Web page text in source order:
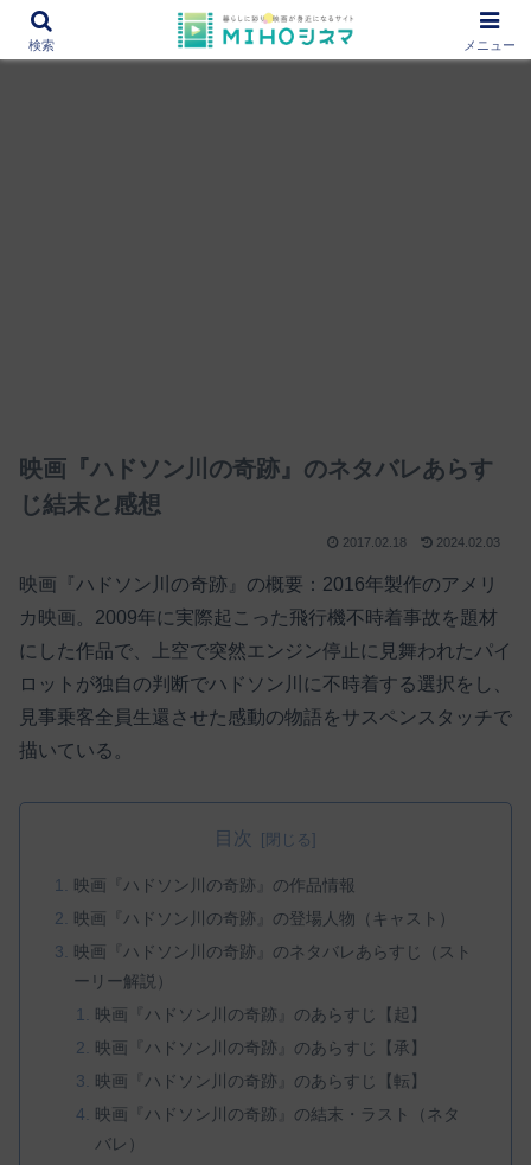
12000作品を紹介！あなたの映画図書館『MIHOシネマ』
映画『ハドソン川の奇跡』のネタバレあらす
じ結末と感想
2017.02.18 2024.02.03
映画『ハドソン川の奇跡』の概要：2016年製作のアメリ
カ映画。2009年に実際起こった飛行機不時着事故を題材
にした作品で、上空で突然エンジン停止に見舞われたパイ
ロットが独自の判断でハドソン川に不時着する選択をし、
見事乗客全員生還させた感動の物語をサスペンスタッチで
描いている。
目次
映画『ハドソン川の奇跡』の作品情報
映画『ハドソン川の奇跡』の登場人物（キャスト）
映画『ハドソン川の奇跡』のネタバレあらすじ（スト
ーリー解説）
映画『ハドソン川の奇跡』のあらすじ【起】
映画『ハドソン川の奇跡』のあらすじ【承】
映画『ハドソン川の奇跡』のあらすじ【転】
映画『ハドソン川の奇跡』の結末・ラスト（ネタ
バレ）
検索 メニュー